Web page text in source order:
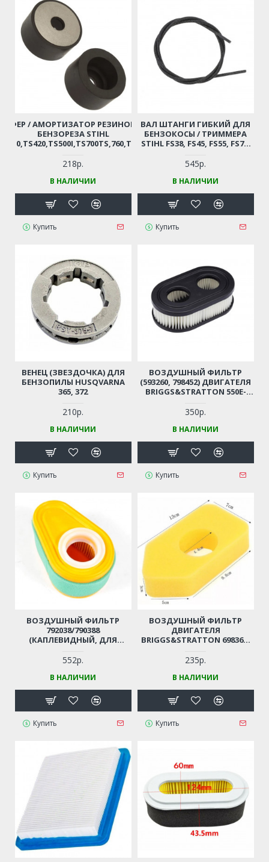
/ АМОРТИЗАТОР РЕЗИНОВЫЙ
БЕНЗОРЕЗА STIHL
218р.
В НАЛИЧИИ
Купить
ВАЛ ШТАНГИ ГИБКИЙ ДЛЯ
БЕНЗОКОСЫ / ТРИММЕРА
STIHL FS38, FS45, FS55, FS71,
545р.
В НАЛИЧИИ
Купить
ВЕНЕЦ (ЗВЕЗДОЧКА) ДЛЯ
БЕНЗОПИЛЫ HUSQVARNA
365, 372
210р.
В НАЛИЧИИ
Купить
ВОЗДУШНЫЙ ФИЛЬТР
(593260, 798452) ДВИГАТЕЛЯ
BRIGGS&STRATTON 550E-
ГАЗОНОКОСИЛОК
HUSQVARNA, YARD-MACHINE,
PATRIOT, CHAMPION, WHITE
HUSKEE, LAWN-CHIEF,
POWER-PRO, TOWN &
COUNTRY
350р.
В НАЛИЧИИ
Купить
ВОЗДУШНЫЙ ФИЛЬТР
792038/790388
(КАПЛЕВИДНЫЙ, ДЛЯ
ПОДХОДИТ ДЛЯ
ДВИГАТЕЛЯ DOV 700, DOV
100602; 100800 СЕРИИ,
ARNOLD 3011-B1-0073 СЕРИИ
700750750 I/C, DOV, DOV I/C И
800, 850, 850I/C, 875
552р.
В НАЛИЧИИ
Купить
ВОЗДУШНЫЙ ФИЛЬТР
ДВИГАТЕЛЯ
BRIGGS&STRATTON 698369,
475, 500, 550 SERIES
235р.
В НАЛИЧИИ
Купить